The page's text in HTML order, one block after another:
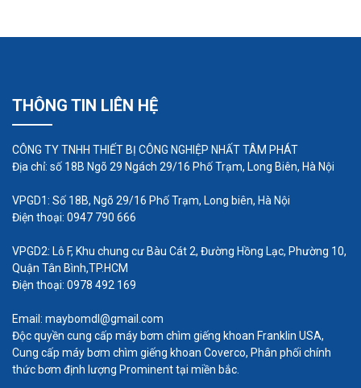
Ưu điểm và nhược điểm của ID
màng của bơm định lượng
Người dùng cũng biết về tổng chi phí vòng đời có
ban đầu và phụ tùng thay thế tiếp theo, bảo trì, thời
gian ngừng hoạt động, tiêu thụ năng lượng và sử
THÔNG TIN LIÊN HỆ
CÔNG TY TNHH THIẾT BỊ CÔNG NGHIỆP NHẤT TÂM PHÁT
Địa chỉ: số 18B Ngõ 29 Ngách 29/16 Phố Trạm, Long Biên, Hà Nội
VPGD1: Số 18B, Ngõ 29/16 Phố Trạm, Long biên, Hà Nội
Điện thoại: 0947 790 666
VPGD2: Lô F, Khu chung cư Bàu Cát 2, Đường Hồng Lạc, Phường 10,
Quận Tân Bình,TP.HCM
Điện thoại: 0978 492 169
Email: maybomdl@gmail.com
Độc quyền cung cấp máy bơm chìm giếng khoan Franklin USA,
Cung cấp máy bơm chìm giếng khoan Coverco, Phân phối chính
thức bơm định lượng Prominent tại miền bắc.